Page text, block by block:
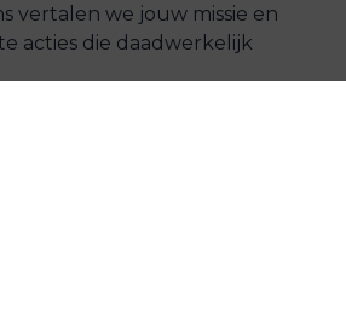
vertalen we jouw missie en
acties die daadwerkelijk